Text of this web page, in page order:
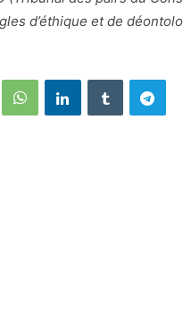
d’éthique et de